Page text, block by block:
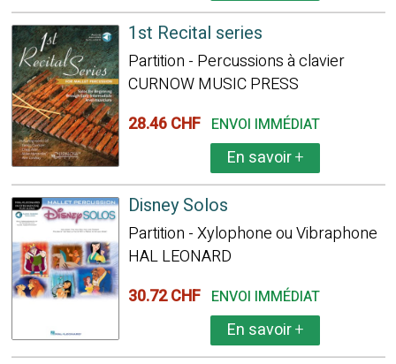
1st Recital series
Partition - Percussions à clavier
CURNOW MUSIC PRESS
28.46 CHF ENVOI IMMÉDIAT
En savoir+
Disney Solos
Partition - Xylophone ou Vibraphone
HAL LEONARD
30.72 CHF ENVOI IMMÉDIAT
En savoir+